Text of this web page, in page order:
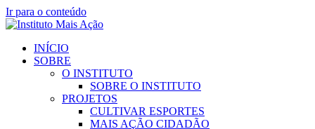
Ir para o conteúdo
INÍCIO
SOBRE
O INSTITUTO
SOBRE O INSTITUTO
PROJETOS
CULTIVAR ESPORTES
MAIS AÇÃO CIDADÃO